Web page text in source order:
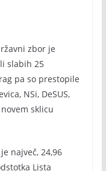
zbor je
slabih 25
pa so prestopile
NSi, DeSUS,
sklicu
največ, 24,96
Lista